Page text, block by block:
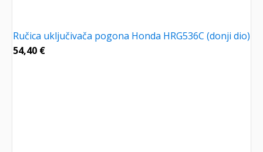
Ručica uključivača pogona Honda HRG536C (donji dio)
54,40 €